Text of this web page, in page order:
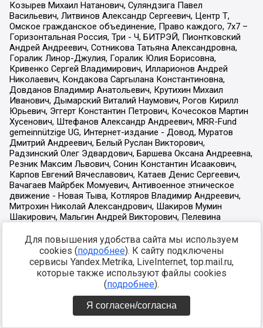
Для повышения удобства сайта мы используем
cookies (подробнее). К сайту подключены
сервисы Yandex.Metrika, LiveInternet, top.mail.ru,
которые также используют файлы cookies
(подробнее).
Я согласен/согласна